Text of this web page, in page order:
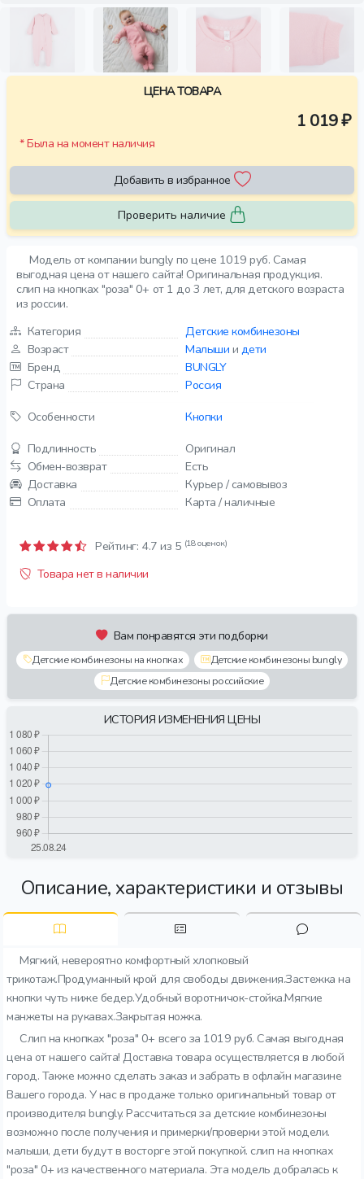
Модель от компании bungly по цене 1019 руб. Самая
выгодная цена от нашего сайта! Оригинальная продукция.
слип на кнопках "роза" 0+ от 1 до 3 лет, для детского возраста
из россии.
Категория
Детские комбинезоны
Возраст
Малыши и дети
Бренд
BUNGLY
Страна
Россия
Особенности
Кнопки
Подлинность
Оригинал
Обмен-возврат
Есть
Доставка
Курьер / самовывоз
Оплата
Карта / наличные
Рейтинг: 4.7 из 5 (18 оценок)
Товара нет в наличии
Вам понравятся эти подборки
Детские комбинезоны на кнопках
Детские комбинезоны bungly
Детские комбинезоны российские
ИСТОРИЯ ИЗМЕНЕНИЯ ЦЕНЫ
ЦЕНА ТОВАРА
1 019 ₽
* Была на момент наличия
Добавить в избранное
Проверить наличие
Описание, характеристики и отзывы
Мягкий, невероятно комфортный хлопковый
трикотаж.Продуманный крой для свободы движения.Застежка на
кнопки чуть ниже бедер.Удобный воротничок-стойка.Мягкие
манжеты на рукавах.Закрытая ножка.
Слип на кнопках "роза" 0+ всего за 1019 руб. Самая выгодная
цена от нашего сайта! Доставка товара осуществляется в любой
город. Также можно сделать заказ и забрать в офлайн магазине
Вашего города. У нас в продаже только оригинальный товар от
производителя bungly. Рассчитаться за детские комбинезоны
возможно после получения и примерки/проверки этой модели.
малыши, дети будут в восторге этой покупкой. слип на кнопках
"роза" 0+ из качественного материала. Эта модель добралась к